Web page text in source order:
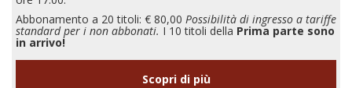
Abbonamento a 20 titoli: € 80,00 Possibilità di ingresso a tariffe
standard per i non abbonati. I 10 titoli della Prima parte sono
in arrivo!
Scopri di più